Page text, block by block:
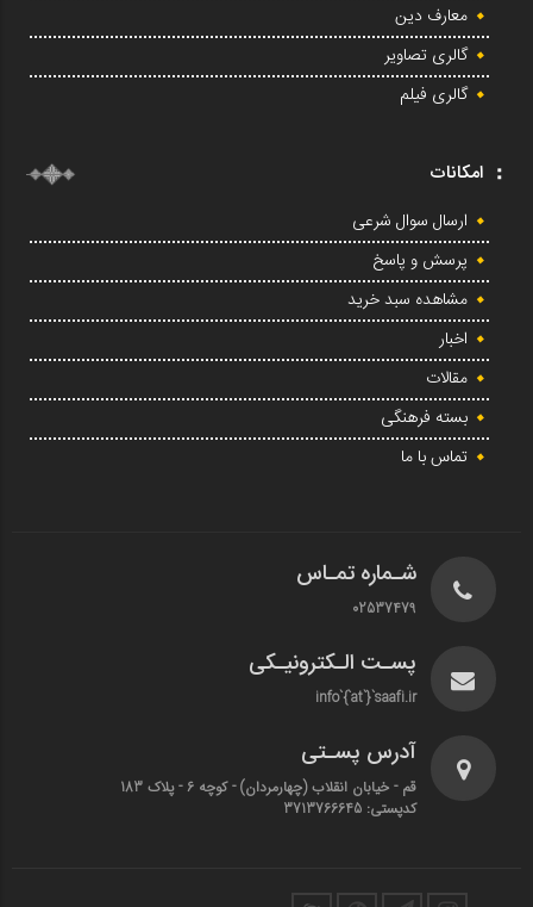
معارف دین
گالری تصاویر
گالری فیلم
امکانات
ارسال سوال شرعی
پرسش و پاسخ
مشاهده سبد خرید
اخبار
مقالات
بسته فرهنگی
تماس با ما
شـماره تمـاس
02537479
پسـت الـکترونیـکی
info`{`at`}`saafi.ir
آدرس پسـتی
قم - خیابان انقلاب (چهارمردان)‌ - کوچه 6 - پلاک 183
کدپستی: 3713766645